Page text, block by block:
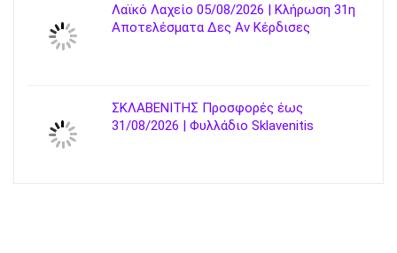
Λαϊκό Λαχείο 05/08/2026 | Κλήρωση 31η
Αποτελέσματα Δες Αν Κέρδισες
ΣΚΛΑΒΕΝΙΤΗΣ Προσφορές έως
31/08/2026 | Φυλλάδιο Sklavenitis